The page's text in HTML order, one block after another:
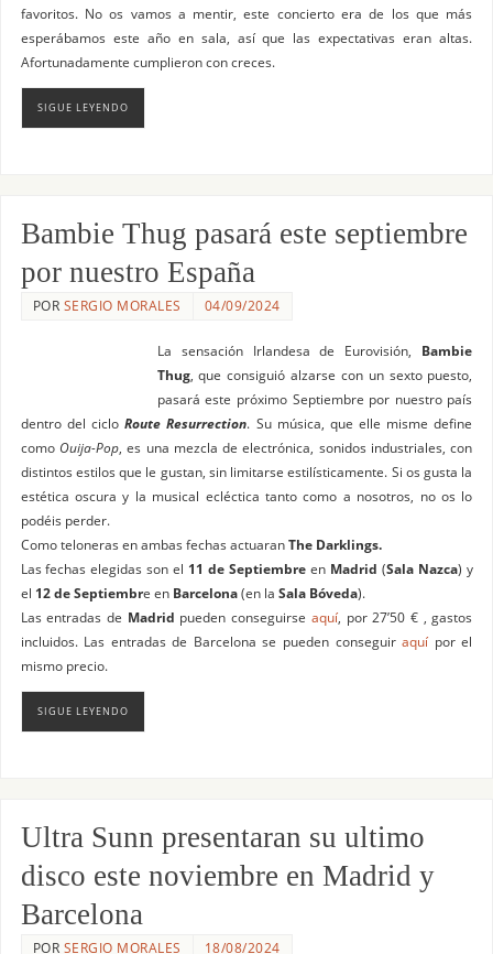
favoritos. No os vamos a mentir, este concierto era de los que más
esperábamos este año en sala, así que las expectativas eran altas.
Afortunadamente cumplieron con creces.
SIGUE LEYENDO
Bambie Thug pasará este septiembre
por nuestro España
POR SERGIO MORALES 04/09/2024
La sensación Irlandesa de Eurovisión, Bambie
Thug, que consiguió alzarse con un sexto puesto,
pasará este próximo Septiembre por nuestro país
dentro del cicloRoute Resurrection. Su música, que elle misme define
comoOuija-Pop, es una mezcla de electrónica, sonidos industriales, con
distintos estilos que le gustan, sin limitarse estilísticamente. Si os gusta la
estética oscura y la musical ecléctica tanto como a nosotros, no os lo
podéis perder.
Como teloneras en ambas fechas actuaranThe Darklings.
Las fechas elegidas son el 11 de Septiembreen Madrid (Sala Nazca) y
el 12 de Septiembre en Barcelona(en la Sala Bóveda).
Las entradas de Madrid pueden conseguirse aquí, por 27’50 € , gastos
incluidos. Las entradas de Barcelona se pueden conseguiraquí por el
mismo precio.
SIGUE LEYENDO
Ultra Sunn presentaran su ultimo
disco este noviembre en Madrid y
Barcelona
POR SERGIO MORALES 18/08/2024